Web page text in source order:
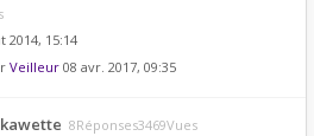
2014, 15:14
Veilleur 08 avr. 2017, 09:35
8Réponses3469Vues